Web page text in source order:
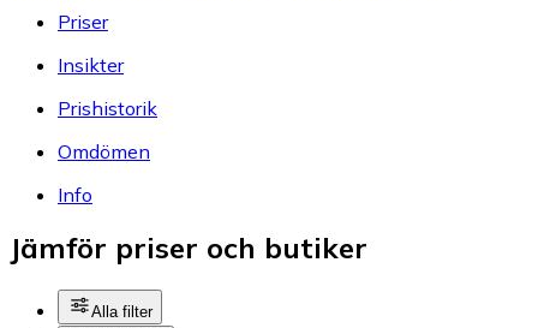
Priser
Insikter
Prishistorik
Omdömen
Info
Jämför priser och butiker
Alla filter